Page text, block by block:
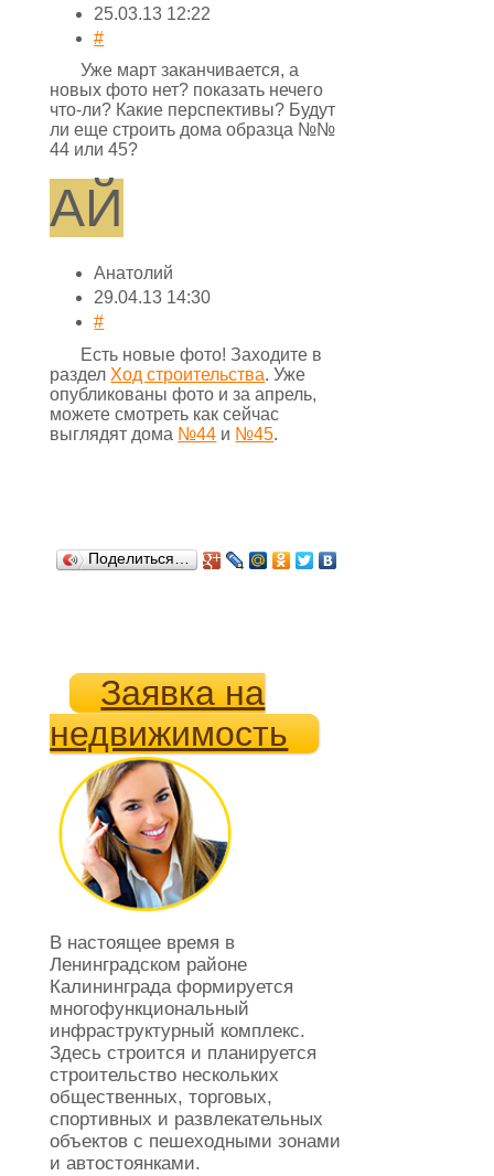
25.03.13 12:22
#
Уже март заканчивается, а
новых фото нет? показать нечего
что-ли? Какие перспективы? Будут
ли еще строить дома образца №№
44 или 45?
АЙ
Анатолий
29.04.13 14:30
#
Есть новые фото! Заходите в
раздел Ход строительства. Уже
опубликованы фото и за апрель,
можете смотреть как сейчас
выглядят дома №44 и №45.
Поделиться…
Заявка на
недвижимость
В настоящее время в
Ленинградском районе
Калининграда формируется
многофункциональный
инфраструктурный комплекс.
Здесь строится и планируется
строительство нескольких
общественных, торговых,
спортивных и развлекательных
объектов с пешеходными зонами
и автостоянками.